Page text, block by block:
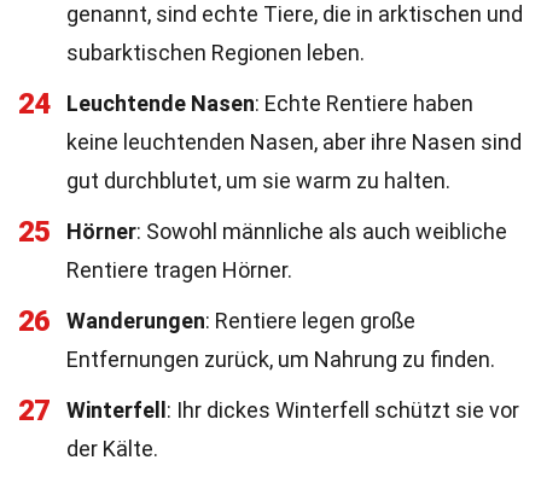
genannt, sind echte Tiere, die in arktischen und
subarktischen Regionen leben.
24 Leuchtende Nasen: Echte Rentiere haben
keine leuchtenden Nasen, aber ihre Nasen sind
gut durchblutet, um sie warm zu halten.
25 Hörner: Sowohl männliche als auch weibliche
Rentiere tragen Hörner.
26 Wanderungen: Rentiere legen große
Entfernungen zurück, um Nahrung zu finden.
27 Winterfell : Ihr dickes Winterfell schützt sie vor
der Kälte.